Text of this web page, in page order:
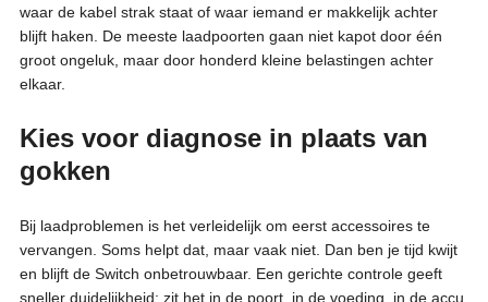
waar de kabel strak staat of waar iemand er makkelijk achter
blijft haken. De meeste laadpoorten gaan niet kapot door één
groot ongeluk, maar door honderd kleine belastingen achter
elkaar.
Kies voor diagnose in plaats van
gokken
Bij laadproblemen is het verleidelijk om eerst accessoires te
vervangen. Soms helpt dat, maar vaak niet. Dan ben je tijd kwijt
en blijft de Switch onbetrouwbaar. Een gerichte controle geeft
sneller duidelijkheid: zit het in de poort, in de voeding, in de accu